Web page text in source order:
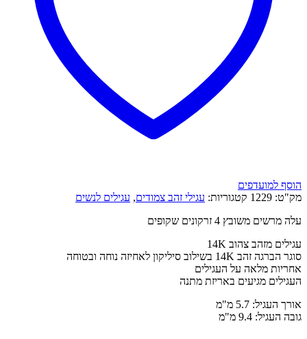
הוסף למועדפים
מק"ט: 1229 קטגוריות: עגילי זהב צמודים, עגילים לנשים
עלה מרשים משובץ 4 זרקונים שקופים
עגילים מזהב צהוב 14K
סוגר הברגה זהב 14K בשילוב סיליקון לאחיזה נוחה ובטוחה
אחריות מלאה על העגילים
העגילים מגיעים באריזת מתנה
אורך העגיל: 5.7 מ"מ
גובה העגיל: 9.4 מ"מ